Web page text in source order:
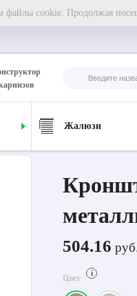
cookie. Продолжая
Жалюзи
504.16
Цвет i